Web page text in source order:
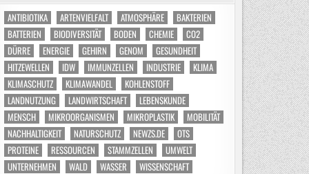
ANTIBIOTIKA ARTENVIELFALT ATMOSPHÄRE
BAKTERIEN
BATTERIEN
BIODIVERSITÄT BODEN CHEMIE
CO2
DÜRRE
ENERGIE GEHIRN GENOM
GESUNDHEIT
HITZEWELLEN
IDW IMMUNZELLEN INDUSTRIE
KLIMA
KLIMASCHUTZ
KLIMAWANDEL
KOHLENSTOFF
LANDNUTZUNG
LANDWIRTSCHAFT
LEBENSKUNDE
MENSCH
MIKROORGANISMEN MIKROPLASTIK
MOBILITÄT
NACHHALTIGKEIT
NATURSCHUTZ NEWZS.DE
OTS
PROTEINE
RESSOURCEN STAMMZELLEN
UMWELT
UNTERNEHMEN
WALD WASSER
WISSENSCHAFT